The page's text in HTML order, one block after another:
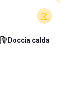
Doccia calda·